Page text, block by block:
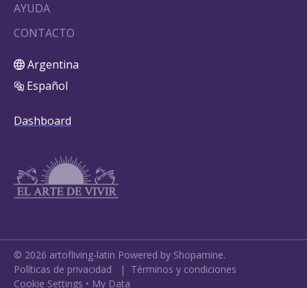
AYUDA
CONTACTO
Argentina
Español
Dashboard
© 2026 artofliving-latin Powered by Shopamine.
Políticas de privacidad | Términos y condiciones
Cookie Settings • My Data